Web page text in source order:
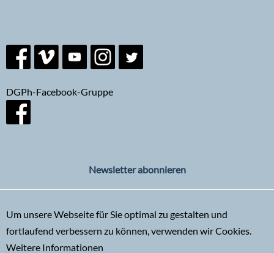
DGPh-Facebook-Gruppe
Newsletter abonnieren
Um unsere Webseite für Sie optimal zu gestalten und
fortlaufend verbessern zu können, verwenden wir Cookies.
Weitere Informationen